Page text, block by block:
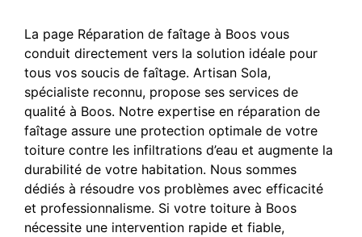
La page Réparation de faîtage à Boos vous
conduit directement vers la solution idéale pour
tous vos soucis de faîtage. Artisan Sola,
spécialiste reconnu, propose ses services de
qualité à Boos. Notre expertise en réparation de
faîtage assure une protection optimale de votre
toiture contre les infiltrations d’eau et augmente la
durabilité de votre habitation. Nous sommes
dédiés à résoudre vos problèmes avec efficacité
et professionnalisme. Si votre toiture à Boos
nécessite une intervention rapide et fiable,